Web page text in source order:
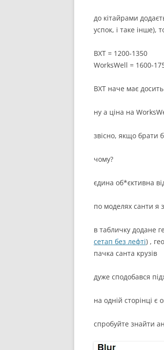
до кітайрами
успок, і таке інше),
BXT = 1200-1350
WorksWell = 1600-
BXT наче має
ну а ціна на
звісно, якщо брати
чому?
єдина об*єктивна
по моделях санти я
в табличку додане
сетап без лефті) ,
пачка санта крузів
дуже сподобався
на одній сторінці є
спробуйте знайти